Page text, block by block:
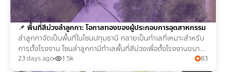
📌 พื้นที่สีม่วงลำลูกกา: โอกาสทองของผู้ประกอบการอุตสาหกรรม
ลำลูกกาจัดเป็นพื้นที่ในโซนปทุมธานี กลายเป็นทำเลที่เหมาะสำหรับ
การตั้งโรงงาน โซนลำลูกกามีทำเลพื้นที่สีม่วงเพื่อตั้งโรงงานขนาด
เล็กจนถึงใหญ่
23 days ago 1.5k 83